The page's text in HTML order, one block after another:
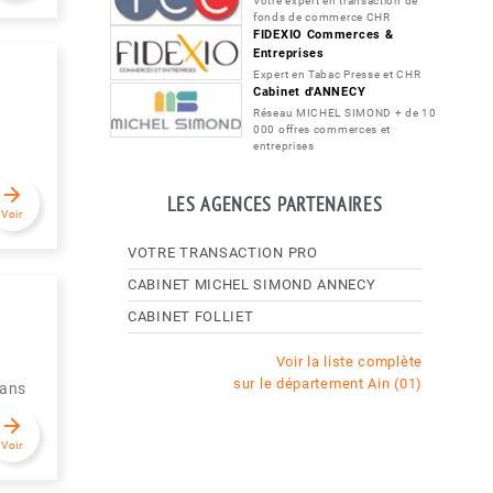
arrow_forward
Voir
arrow_forward
Voir
fonds de commerce CHR
FIDEXIO Commerces &
Entreprises
Expert en Tabac Presse et CHR
Cabinet d'ANNECY
Réseau MICHEL SIMOND + de 10
000 offres commerces et
entreprises
LES AGENCES PARTENAIRES
VOTRE TRANSACTION PRO
CABINET MICHEL SIMOND ANNECY
CABINET FOLLIET
Voir la liste complète
sur le département Ain (01)